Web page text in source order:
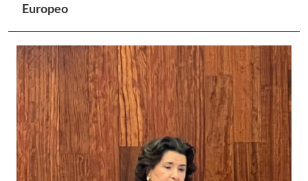
Europeo